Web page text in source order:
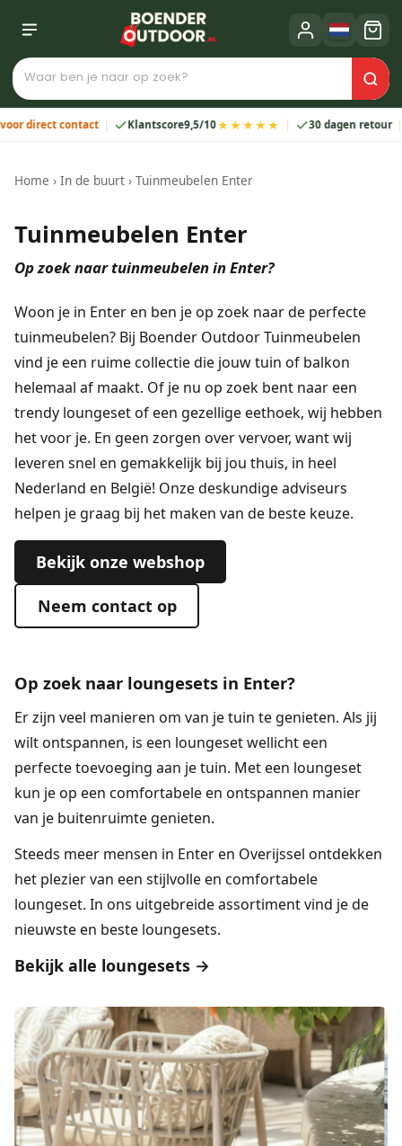
contact Klantscore9,5/10★★★★★ 30 dagen retour 2
Home › In de buurt › Tuinmeubelen Enter
Tuinmeubelen Enter
Op zoek naar tuinmeubelen in Enter?
Woon je in Enter en ben je op zoek naar de perfecte
tuinmeubelen? Bij Boender Outdoor Tuinmeubelen
vind je een ruime collectie die jouw tuin of balkon
helemaal af maakt. Of je nu op zoek bent naar een
trendy loungeset of een gezellige eethoek, wij hebben
het voor je. En geen zorgen over vervoer, want wij
leveren snel en gemakkelijk bij jou thuis, in heel
Nederland en België! Onze deskundige adviseurs
helpen je graag bij het maken van de beste keuze.
Bekijk onze webshop
Neem contact op
Op zoek naar loungesets in Enter?
Er zijn veel manieren om van je tuin te genieten. Als jij
wilt ontspannen, is een loungesetwellicht een
perfecte toevoeging aan je tuin. Met een loungeset
kun je op een comfortabele en ontspannen manier
van je buitenruimte genieten.
Steeds meer mensen in Enter en Overijssel ontdekken
het plezier van een stijlvolle en comfortabele
loungeset. In ons uitgebreide assortiment vind je de
nieuwste en beste loungesets.
Bekijk alle loungesets →